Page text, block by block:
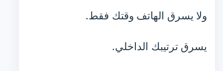
ولا يسرق الهاتف وقتك فقط.
يسرق ترتيبك الداخلي.